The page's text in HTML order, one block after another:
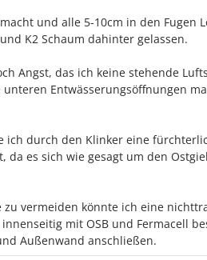
und alle 5-10cm in den Fugen
K2 Schaum dahinter gelassen.
Angst, das ich keine stehende
Entwässerungsöffnungen
ich durch den Klinker eine
da es sich wie gesagt um den
zu vermeiden könnte ich eine
mit OSB und Fermacell
Außenwand anschließen.